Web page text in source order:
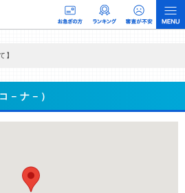
】
、当編集部の調査／ユーザーへの口コミ収集な
提供を行っています。
－ナ－）